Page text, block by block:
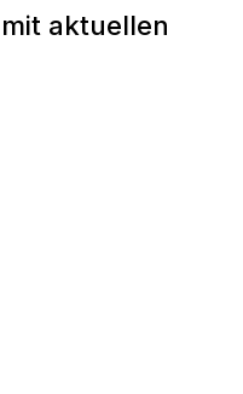
aktuellen